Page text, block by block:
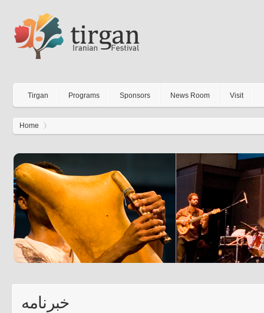
Tirgan Programs Sponsors News Room Visit
Home
خبرنامه